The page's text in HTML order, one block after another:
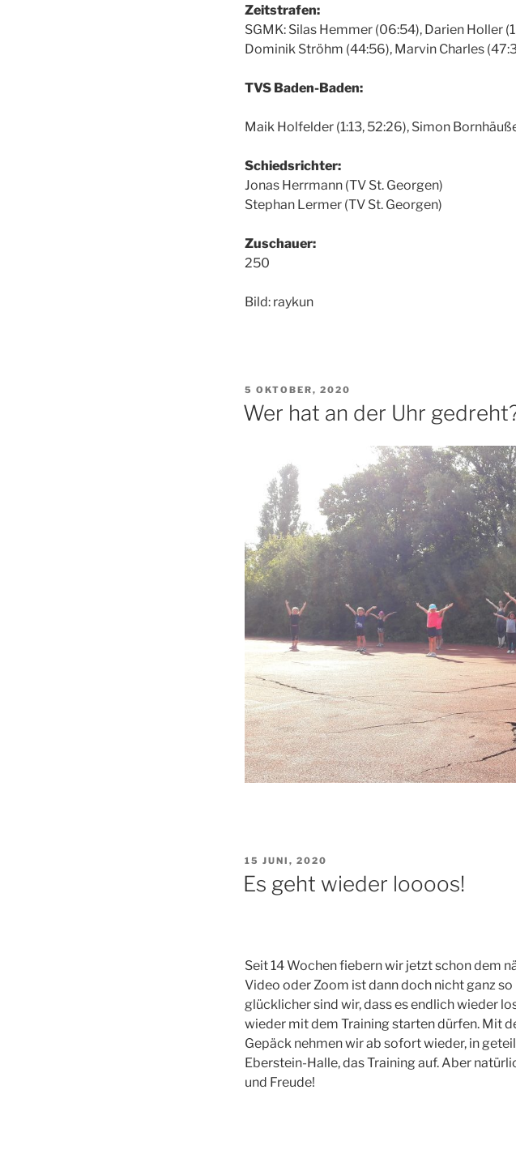
Zeitstrafen:
SGMK: Silas Hemmer (06:54), Darien Holler
Dominik Ströhm (44:56), Marvin Charles
TVS Baden-Baden:
Maik Holfelder (1:13, 52:26), Simon
Schiedsrichter:
Jonas Herrmann (TV St. Georgen)
Stephan Lermer (TV St. Georgen)
Zuschauer:
250
Bild: raykun
VERÖFFENTLICHT
5 OKTOBER, 2020
Wer hat an der Uhr
VERÖFFENTLICHT
AM
15 JUNI, 2020
Es geht wieder loooos!
Seit 14 Wochen fiebern wir jetzt schon dem
Video oder Zoom ist dann doch nicht ganz
glücklicher sind wir, dass es endlich wieder
wieder mit dem Training starten dürfen. Mit
Gepäck nehmen wir ab sofort wieder, in
Eberstein-Halle, das Training auf. Aber
und Freude!